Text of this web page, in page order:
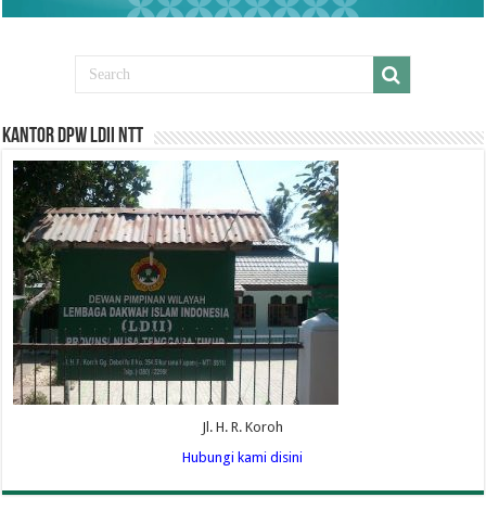
Kantor DPW LDII NTT
Jl. H. R. Koroh
Hubungi kami disini